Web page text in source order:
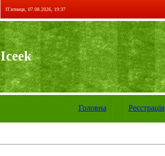
П`ятниця, 07.08.2026, 19:37
Iceek
Головна Реєстрація